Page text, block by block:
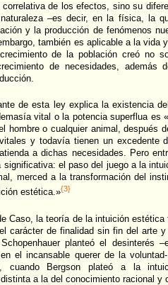
de los efectos, sino su
–es decir, en la física, la
y la producción de fenómenos
también es aplicable a la vida
de la población creó no
de necesidades, además
de esta ley explica la existencia
vital o la potencia superflua es
hombre o cualquier animal, después
y todavía tienen un excedente
a dichas necesidades. Pero
significativa: el paso del juego a la
merced a la transformación del
estética.»{3}
Caso, la teoría de la intuición
carácter de finalidad sin fin del arte
planteó el desinterés
en el incansable querer de la
cuando Bergson plateó a la
a la del conocimiento racional y